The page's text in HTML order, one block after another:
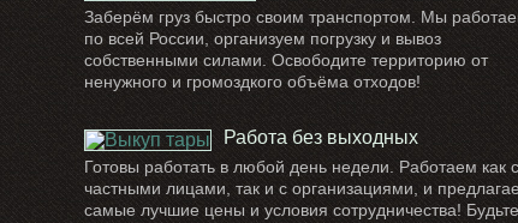
Заберём груз быстро своим транспортом. Мы
по всей России, организуем погрузку и вывоз
собственными силами. Освободите территорию от
ненужного и громоздкого объёма отходов!
Работа без выходных
Готовы работать в любой день недели. Работаем как с
частными лицами, так и с организациями, и
самые лучшие цены и условия сотрудничества!